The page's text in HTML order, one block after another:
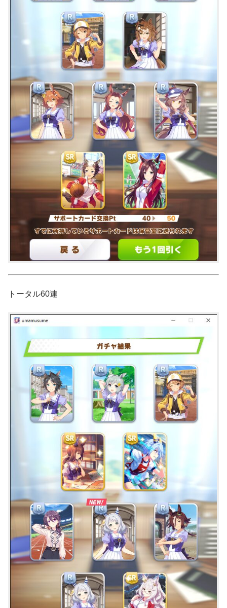
トータル60連